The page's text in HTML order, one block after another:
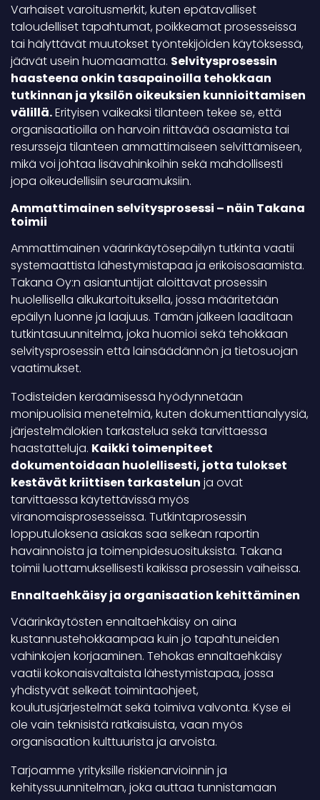
Varhaiset varoitusmerkit, kuten epätavalliset
taloudelliset tapahtumat, poikkeamat prosesseissa
tai hälyttävät muutokset työntekijöiden käytöksessä,
jäävät usein huomaamatta. Selvitysprosessin
haasteena onkin tasapainoilla tehokkaan
tutkinnan ja yksilön oikeuksien kunnioittamisen
välillä.Erityisen vaikeaksi tilanteen tekee se, että
organisaatioilla on harvoin riittävää osaamista tai
resursseja tilanteen ammattimaiseen selvittämiseen,
mikä voi johtaa lisävahinkoihin sekä mahdollisesti
jopa oikeudellisiin seuraamuksiin.
Ammattimainen selvitysprosessi – näin Takana
toimii
Ammattimainen väärinkäytösepäilyn tutkinta vaatii
systemaattista lähestymistapaa ja erikoisosaamista.
Takana Oy:n asiantuntijat aloittavat prosessin
huolellisella alkukartoituksella, jossa määritetään
epäilyn luonne ja laajuus. Tämän jälkeen laaditaan
tutkintasuunnitelma, joka huomioi sekä tehokkaan
selvitysprosessin että lainsäädännön ja tietosuojan
vaatimukset.
Todisteiden keräämisessä hyödynnetään
monipuolisia menetelmiä, kuten dokumenttianalyysiä,
järjestelmälokien tarkastelua sekä tarvittaessa
haastatteluja. Kaikki toimenpiteet
dokumentoidaan huolellisesti, jotta tulokset
kestävät kriittisen tarkastelun ja ovat
tarvittaessa käytettävissä myös
viranomaisprosesseissa. Tutkintaprosessin
lopputuloksena asiakas saa selkeän raportin
havainnoista ja toimenpidesuosituksista. Takana
toimii luottamuksellisesti kaikissa prosessin vaiheissa.
Ennaltaehkäisy ja organisaation kehittäminen
Väärinkäytösten ennaltaehkäisy on aina
kustannustehokkaampaa kuin jo tapahtuneiden
vahinkojen korjaaminen. Tehokas ennaltaehkäisy
vaatii kokonaisvaltaista lähestymistapaa, jossa
yhdistyvät selkeät toimintaohjeet,
koulutusjärjestelmät sekä toimiva valvonta. Kyse ei
ole vain teknisistä ratkaisuista, vaan myös
organisaation kulttuurista ja arvoista.
Tarjoamme yrityksille riskienarvioinnin ja
kehityssuunnitelman, joka auttaa tunnistamaan